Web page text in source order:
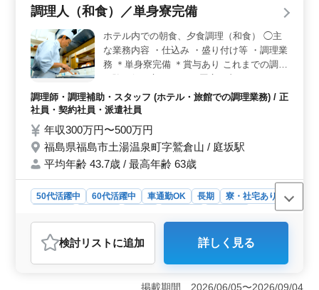
えや盛り付け、調理器具・食器の準備などを担当しま
す。これまでの調理経験を活かし、和食の技術を発揮で
きるお仕事です。 ＜通勤＋安心の待遇＞ 松下駅か
ら徒歩圏内で通いやすく、車通勤も可能で無料駐車場を
利用できます。交通費支給や社会保険など福利厚生も整
っており、安心して長く働ける環境です。
調理人（和食）／単身寮完備
ホテル内での朝食、夕食調理（和食） ◯主
な業務内容 ・仕込み ・盛り付け等 ・調理業
務 ＊単身寮完備 ＊賞与あり これまでの調理
る方、ぜひご応募ください！
調理師・調理補助・スタッフ (ホテル・旅館での調理業務) / 正
社員・契約社員・派遣社員
年収300万円〜500万円
福島県福島市土湯温泉町字鷲倉山 / 庭坂駅
平均年齢 43.7歳 / 最高年齢 63歳
50代活躍中 60代活躍中 車通勤OK 長期
寮・社宅あり
おすすめポイント
＜寮完備で働きやすい環境＞ 単身寮を完備しており、
生活面の負担を抑えながら長期勤務を目指せる環境で
検討リスト に追加 詳しく見る
掲載期間 2026/06/05〜2026/09/04